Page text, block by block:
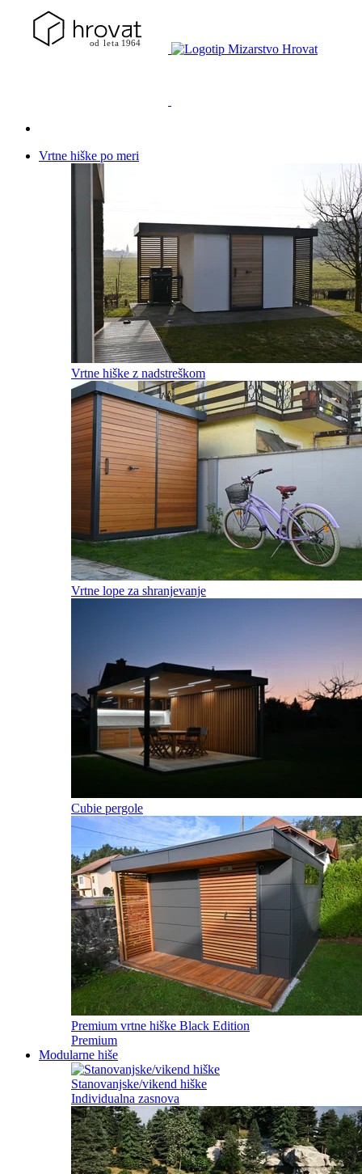
Vrtne hiške po meri
Vrtne hiške z nadstreškom
Vrtne lope za shranjevanje
Cubie pergole
Premium vrtne hiške Black Edition
Premium
Modularne hiše
Stanovanjske/vikend hiške
Individualna zasnova